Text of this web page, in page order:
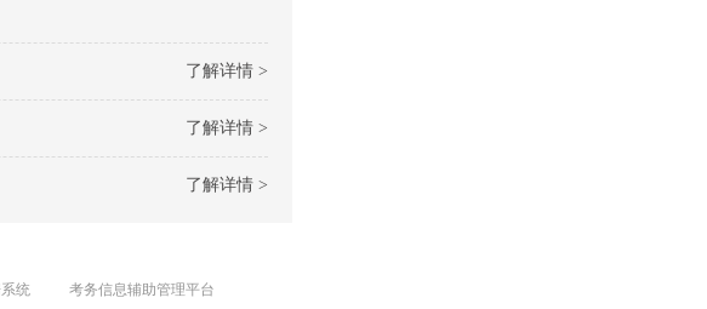
了解详情 >
了解详情 >
了解详情 >
统 考务信息辅助管理平台